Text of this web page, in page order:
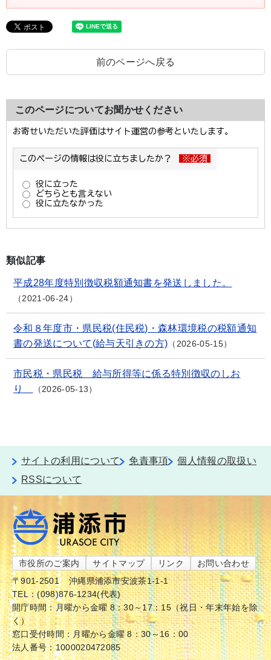
前のページへ戻る
このページについてお聞かせください
類似記事
平成28年度特別徴収税額通知書を発送しました。
2021-06-24
令和８年度市・県民税(住民税)・森林環境税の税額通知
書の発送について(給与天引きの方)
2026-05-15
市民税・県民税 給与所得等に係る特別徴収のしお
り
2026-05-13
サイトの利用について 免責事項
個人情報の取扱い
RSSについて
市役所のご案内 サイトマップ リンク
お問い合わせ
〒901-2501
沖縄県浦添市安波茶1-1-1
TEL：(098)876-1234(代表)
開庁時間：月曜から金曜 8：30～17：15（祝日・年末年始を除
く）
窓口受付時間：月曜から金曜 8：30～16：00
法人番号：1000020472085